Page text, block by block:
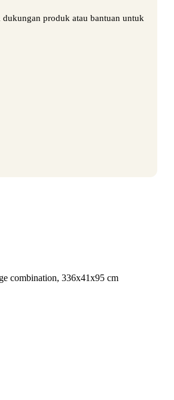
produk atau bantuan untuk
combination, 336x41x95 cm